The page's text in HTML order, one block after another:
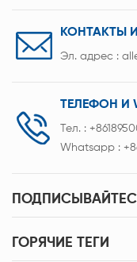
КОНТАКТЫ
Эл. адрес :
ТЕЛЕФОН И
Тел. :
Whatsapp :
ГОРЯЧИЕ ТЕГИ